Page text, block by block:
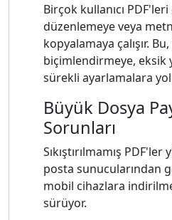
Birçok kullanıcı
düzenlemeye veya
kopyalamaya çalışır.
biçimlendirmeye, eksik
sürekli ayarlamalara yol
Büyük Dosya
Sorunları
Sıkıştırılmamış
posta sunucularından
mobil cihazlara
sürüyor.